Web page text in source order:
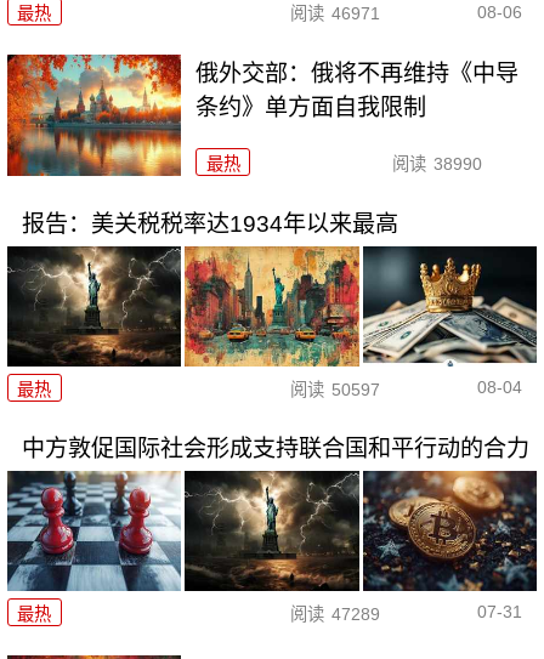
最热 阅读 46971 08-06
俄外交部：俄将不再维持《中导
条约》单方面自我限制
最热 阅读 38990
报告：美关税税率达1934年以来最高
最热 阅读 50597 08-04
中方敦促国际社会形成支持联合国和平行动的合力
最热 阅读 47289 07-31